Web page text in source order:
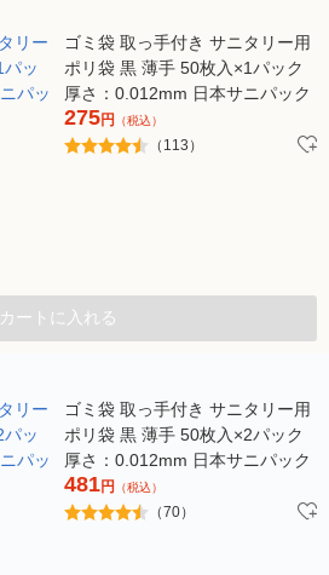
ゴミ袋 取っ手付き サニタリー用
ポリ袋 黒 薄手 50枚入×1パック
厚さ：0.012mm 日本サニパック
275円 （税込）
（113）
カートに入れる
ゴミ袋 取っ手付き サニタリー用
ポリ袋 黒 薄手 50枚入×2パック
厚さ：0.012mm 日本サニパック
481円 （税込）
（70）